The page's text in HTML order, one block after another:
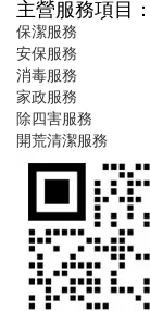
主營服務項目：
保潔服務
安保服務
消毒服務
家政服務
除四害服務
開荒清潔服務